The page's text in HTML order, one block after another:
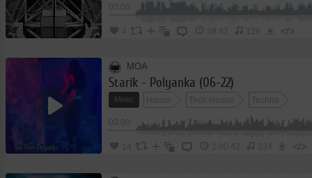
58:42 126 </>
MOA
Starik - Polyanka (06-22)
Микс House Tech House Techno
2:00:42 224 </>